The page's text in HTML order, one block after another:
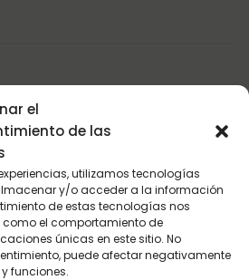
el
de las
utilizamos tecnologías
y/o acceder a la información
de estas tecnologías nos
el comportamiento de
únicas en este sitio. No
puede afectar negativamente
funciones.
Envios en 48 / 72 horas.
En toda la Península
Pago Seguro
Pasarela de pago del BBVA